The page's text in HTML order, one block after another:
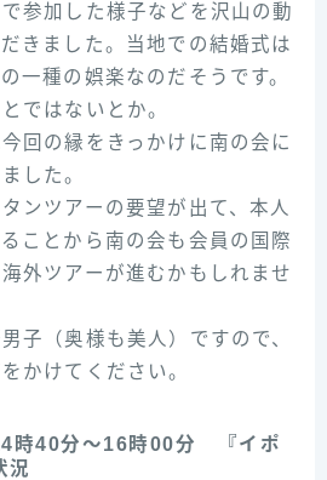
参加した様子などを沢山の動
きました。当地での結婚式は
一種の娯楽なのだそうです。
ではないとか。
回の縁をきっかけに南の会に
した。
ンツアーの要望が出て、本人
ことから南の会も会員の国際
外ツアーが進むかもしれませ
子（奥様も美人）ですので、
かけてください。
40分～16時00分 『イポ
況